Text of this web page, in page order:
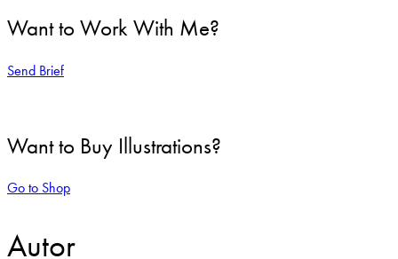
Want to Work With Me?
Send Brief
Want to Buy Illustrations?
Go to Shop
Autor